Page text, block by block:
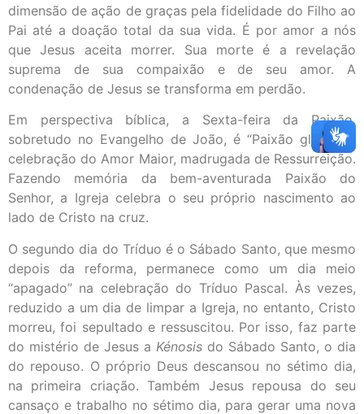
dimensão de ação de graças pela fidelidade do Filho ao
Pai até a doação total da sua vida. É por amor a nós
que Jesus aceita morrer. Sua morte é a revelação
suprema de sua compaixão e de seu amor. A
condenação de Jesus se transforma em perdão.
Em perspectiva bíblica, a Sexta-feira da Paixão,
sobretudo no Evangelho de João, é “Paixão gloriosa”,
celebração do Amor Maior, madrugada de Ressurreição.
Fazendo memória da bem-aventurada Paixão do
Senhor, a Igreja celebra o seu próprio nascimento ao
lado de Cristo na cruz.
O segundo dia do Tríduo é o Sábado Santo, que mesmo
depois da reforma, permanece como um dia meio
“apagado” na celebração do Tríduo Pascal. Às vezes,
reduzido a um dia de limpar a Igreja, no entanto, Cristo
morreu, foi sepultado e ressuscitou. Por isso, faz parte
do mistério de Jesus a Kénosis do Sábado Santo, o dia
do repouso. O próprio Deus descansou no sétimo dia,
na primeira criação. Também Jesus repousa do seu
cansaço e trabalho no sétimo dia, para gerar uma nova